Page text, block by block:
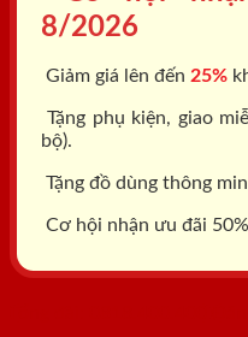
8/2026
Giảm giá lên đến 25%
Tặng phụ kiện, giao
bộ).
Tặng đồ dùng thông
Cơ hội nhận ưu đãi